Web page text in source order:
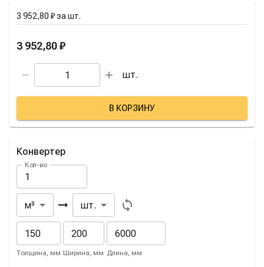
3 952,80 ₽за шт.
3 952,80 ₽
шт.
В КОРЗИНУ
Конвертер
Кол-во
Из
м³
В
шт.
Толщина, мм Ширина, мм Длина, мм